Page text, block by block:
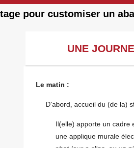
pour customiser un
UNE
Le matin :
D'abord, accueil du (de la)
Il(elle) apporte un cadre
une applique murale